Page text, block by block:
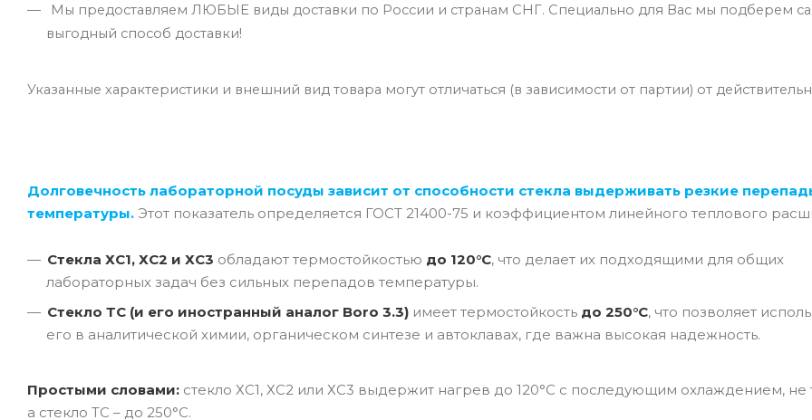
Мы предоставляем ЛЮБЫЕ виды доставки по России и странам СНГ. Специально для Вас мы подберем
выгодный способ доставки!
Указанные характеристики и внешний вид товара могут отличаться (в зависимости от партии) от
Долговечность лабораторной посуды зависит от способности стекла выдерживать резкие
температуры. Этот показатель определяется ГОСТ 21400-75 и коэффициентом линейного теплового
Стекла ХС1, ХС2 и ХС3 обладают термостойкостью до 120°C, что делает их подходящими для общих
лабораторных задач без сильных перепадов температуры.
Стекло ТС (и его иностранный аналог Boro 3.3) имеет термостойкость до 250°C, что позволяет
его в аналитической химии, органическом синтезе и автоклавах, где важна высокая надежность.
Простыми словами: стекло ХС1, ХС2 или ХС3 выдержит нагрев до 120°C с последующим охлаждением, не
а стекло ТС – до 250°C.